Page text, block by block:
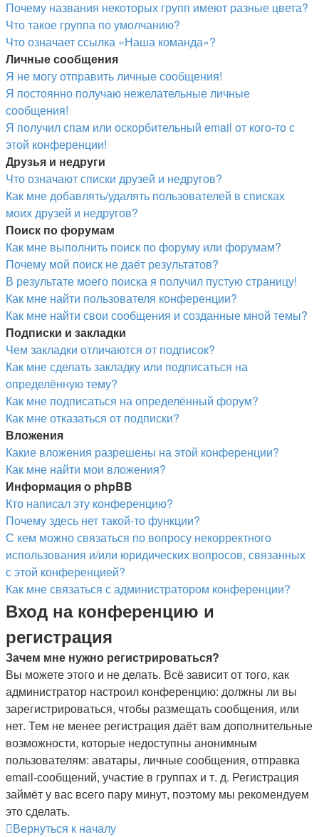
Почему названия некоторых групп имеют разные цвета?
Что такое группа по умолчанию?
Что означает ссылка «Наша команда»?
Личные сообщения
Я не могу отправить личные сообщения!
Я постоянно получаю нежелательные личные
сообщения!
Я получил спам или оскорбительный email от кого-то с
этой конференции!
Друзья и недруги
Что означают списки друзей и недругов?
Как мне добавлять/удалять пользователей в списках
моих друзей и недругов?
Поиск по форумам
Как мне выполнить поиск по форуму или форумам?
Почему мой поиск не даёт результатов?
В результате моего поиска я получил пустую страницу!
Как мне найти пользователя конференции?
Как мне найти свои сообщения и созданные мной темы?
Подписки и закладки
Чем закладки отличаются от подписок?
Как мне сделать закладку или подписаться на
определённую тему?
Как мне подписаться на определённый форум?
Как мне отказаться от подписки?
Вложения
Какие вложения разрешены на этой конференции?
Как мне найти мои вложения?
Информация о phpBB
Кто написал эту конференцию?
Почему здесь нет такой-то функции?
С кем можно связаться по вопросу некорректного
использования и/или юридических вопросов, связанных
с этой конференцией?
Как мне связаться с администратором конференции?
Вход на конференцию и
регистрация
Зачем мне нужно регистрироваться?
Вы можете этого и не делать. Всё зависит от того, как
администратор настроил конференцию: должны ли вы
зарегистрироваться, чтобы размещать сообщения, или
нет. Тем не менее регистрация даёт вам дополнительные
возможности, которые недоступны анонимным
пользователям: аватары, личные сообщения, отправка
email-сообщений, участие в группах и т. д. Регистрация
займёт у вас всего пару минут, поэтому мы рекомендуем
это сделать.
Вернуться к началу